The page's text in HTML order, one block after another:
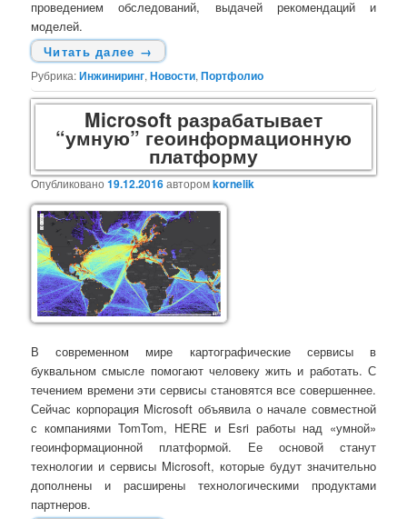
проведением обследований, выдачей рекомендаций и
моделей.
Читать далее →
Рубрика:Инжиниринг,Новости,Портфолио
Microsoft разрабатывает
“умную” геоинформационную
платформу
Опубликовано19.12.2016авторомkornelik
В современном мире картографические сервисы в
буквальном смысле помогают человеку жить и работать. С
течением времени эти сервисы становятся все совершеннее.
Сейчас корпорация Microsoft объявила о начале совместной
с компаниями TomTom, HERE и Esri работы над «умной»
геоинформационной платформой. Ее основой станут
технологии и сервисы Microsoft, которые будут значительно
дополнены и расширены технологическими продуктами
партнеров.